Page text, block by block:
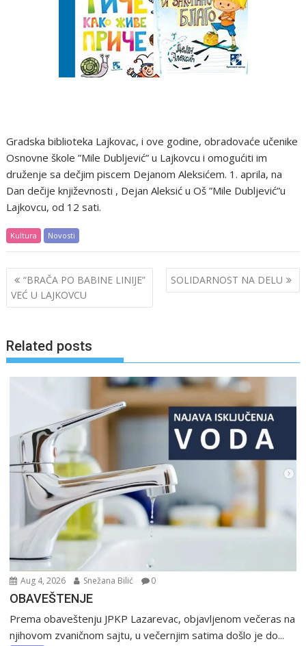
Gradska biblioteka Lajkovac, i ove godine, obradovaće učenike
Osnovne škole ”Mile Dubljević” u Lajkovcu i omogućiti im
druženje sa dečjim piscem Dejanom Aleksićem. 1. aprila, na
Dan dečije književnosti , Dejan Aleksić u Oš ”Mile Dubljević”u
Lajkovcu, od 12 sati.
Kultura Novosti
Post
navigation
“BRAČA PO BABINE LINIJE”
VEĆ U LAJKOVCU
SOLIDARNOST NA DELU
Related posts
Aug 4, 2026 Snežana Bilić 0
OBAVEŠTENJE
Prema obaveštenju JPKP Lazarevac, objavljenom večeras na
njihovom zvaničnom sajtu, u večernjim satima došlo je do...